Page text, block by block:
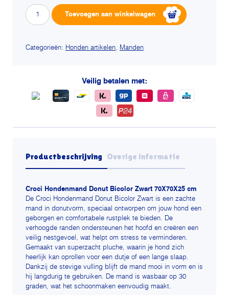
Croci
hondenmand
zwart
Toevoegen aan winkelwagen
Categorieën: Honden artikelen, Manden
Veilig betalen met:
Productbeschrijving Overige informatie
Croci Hondenmand Donut Bicolor Zwart 70X70X25 cm
De Croci Hondenmand Donut Bicolor Zwart is een zachte
mand in donutvorm, speciaal ontworpen om jouw hond een
geborgen en comfortabele rustplek te bieden. De
verhoogde randen ondersteunen het hoofd en creëren een
veilig nestgevoel, wat helpt om stress te verminderen.
Gemaakt van superzacht pluche, waarin je hond zich
heerlijk kan oprollen voor een dutje of een lange slaap.
Dankzij de stevige vulling blijft de mand mooi in vorm en is
hij langdurig te gebruiken. De mand is wasbaar op 30
graden, wat het schoonmaken eenvoudig maakt.